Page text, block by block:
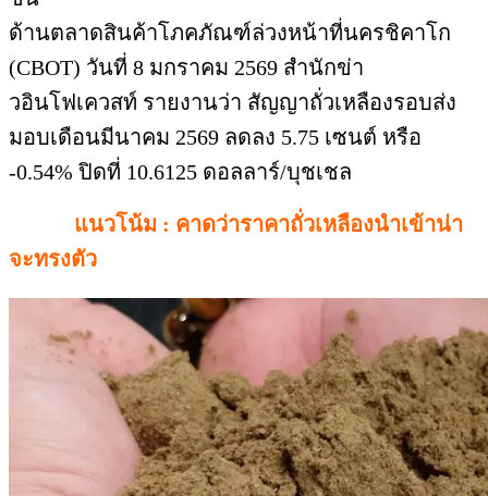
ด้านตลาดสินค้าโภคภัณฑ์ล่วงหน้าที่นครชิคาโก
(CBOT) วันที่ 8 มกราคม 2569 สำนักข่า
วอินโฟเควสท์ รายงานว่า สัญญาถั่วเหลืองรอบส่ง
มอบเดือนมีนาคม 2569 ลดลง 5.75 เซนต์ หรือ
-0.54% ปิดที่ 10.6125 ดอลลาร์/บุชเชล
แนวโน้ม : คาดว่าราคาถั่วเหลืองนำเข้าน่า
จะทรงตัว